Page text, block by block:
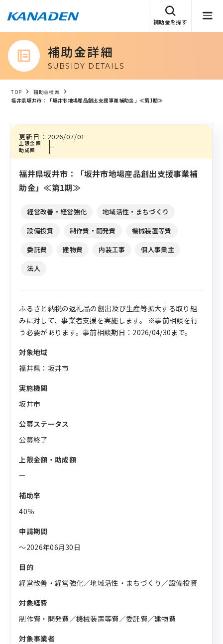
補助金を探す
補助金詳細
SUBSIDY DETAILS
TOP
補助金検索
福井県坂井市：「坂井市地場産品創出支援事業補助金」≪第1期≫
上限金額
助成額
--
更新日： 2026/07/01
福井県坂井市：「坂井市地場産品創出支援事業補
助金」≪第1期≫
経営改善・経営強化
地域活性・まちづくり
設備投資
制作費・開発費
機械装置等費
委託費
建物費 内装工事
個人事業主
法人
ふるさと納税の返礼品の創出及び生産等拡大する取り組
みに対して、事業者支援を実施します。 ※事前相談を行
う必要があります。事前相談期日：2026/04/30まで。
対象地域
福井県：坂井市
実施機関
坂井市
公募ステータス
公募終了
上限金額・助成額
ー
補助率
40％
申請期間
〜2026年06月30日
目的
経営改善・経営強化／地域活性・まちづくり／設備投資
対象経費
制作費・開発費／機械装置等費／委託費／建物費
対象事業者